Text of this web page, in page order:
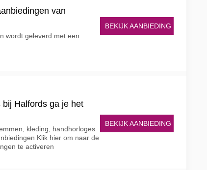
van
wordt geleverd met een
BEKIJK AANBIEDING
Halfords ga je het
kleding, handhorloges
Klik hier om naar de
te activeren
BEKIJK AANBIEDING